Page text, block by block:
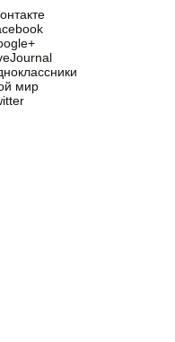
мир